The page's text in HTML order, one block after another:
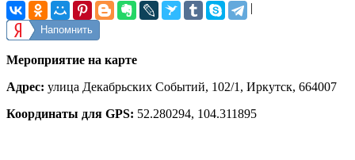
|
Напомнить
Мероприятие на карте
Адрес: улица Декабрьских Событий, 102/1, Иркутск, 664007
Координаты для GPS: 52.280294, 104.311895